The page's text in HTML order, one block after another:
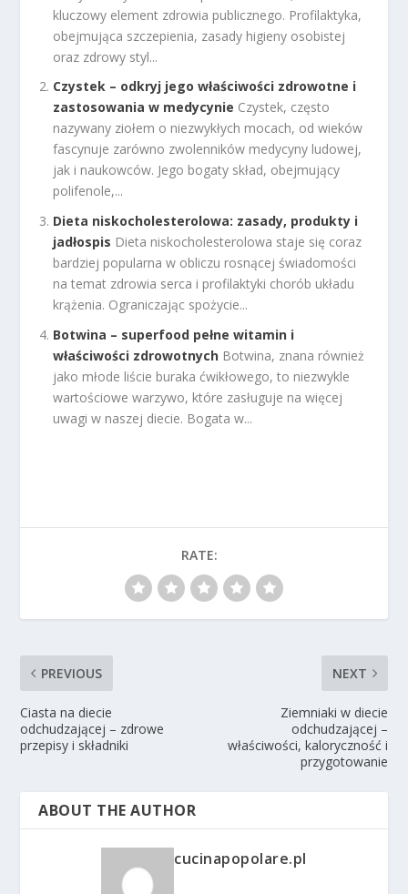
kluczowy element zdrowia publicznego. Profilaktyka,
obejmująca szczepienia, zasady higieny osobistej
oraz zdrowy styl...
Czystek – odkryj jego właściwości zdrowotne i
zastosowania w medycynie Czystek, często
nazywany ziołem o niezwykłych mocach, od wieków
fascynuje zarówno zwolenników medycyny ludowej,
jak i naukowców. Jego bogaty skład, obejmujący
polifenole,...
Dieta niskocholesterolowa: zasady, produkty i
jadłospis Dieta niskocholesterolowa staje się coraz
bardziej popularna w obliczu rosnącej świadomości
na temat zdrowia serca i profilaktyki chorób układu
krążenia. Ograniczając spożycie...
Botwina – superfood pełne witamin i
właściwości zdrowotnych Botwina, znana również
jako młode liście buraka ćwikłowego, to niezwykle
wartościowe warzywo, które zasługuje na więcej
uwagi w naszej diecie. Bogata w...
RATE:
PREVIOUS
Ciasta na diecie
odchudzającej – zdrowe
przepisy i składniki
NEXT
Ziemniaki w diecie
odchudzającej –
właściwości, kaloryczność i
przygotowanie
ABOUT THE AUTHOR
cucinapopolare.pl